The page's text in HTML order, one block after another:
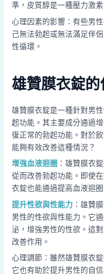
準，皮質醇是一種壓力激
心理因素的影響：有些男
己無法勃起或無法滿足伴
性循環。
雄贊膜衣錠
雄贊膜衣錠是一種針對男
起功能。其主要成分通過
復正常的勃起功能。對於
能夠有效改善這種情況？
增強血液迴圈 ：雄贊膜衣
從而改善勃起功能。即使
衣錠也能通過提高血液迴
提升性欲與性能力 ：雄贊
男性的性欲與性能力。它
泌，增強男性的性欲。這
改善作用。
心理調節：雖然雄贊膜衣
它也有助於提升男性的自